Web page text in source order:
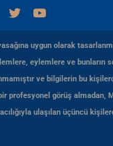
T
w
i
t
t
e
r
Y
o
u
t
u
b
e
uygun olarak
eylemlere ve
ve bilgilerin bu
görüş almadan,
ulaşılan üçüncü